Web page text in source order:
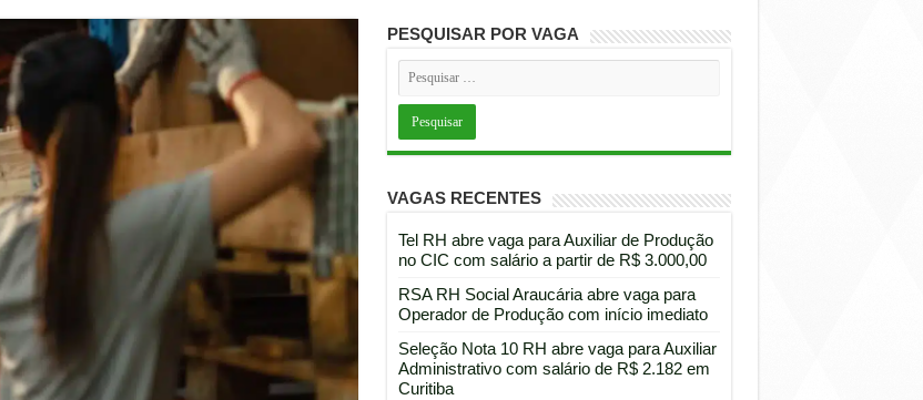
PESQUISAR POR VAGA
VAGAS RECENTES
Tel RH abre vaga para Auxiliar de Produção
no CIC com salário a partir de R$ 3.000,00
RSA RH Social Araucária abre vaga para
Operador de Produção com início imediato
Seleção Nota 10 RH abre vaga para Auxiliar
Administrativo com salário de R$ 2.182 em
Curitiba